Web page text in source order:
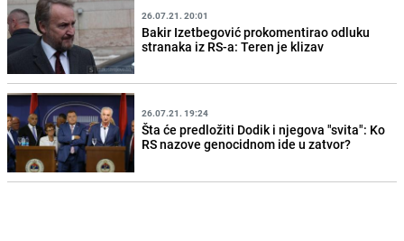
26.07.21. 20:01
Bakir Izetbegović prokomentirao odluku
stranaka iz RS-a: Teren je klizav
26.07.21. 19:24
Šta će predložiti Dodik i njegova "svita": Ko
RS nazove genocidnom ide u zatvor?